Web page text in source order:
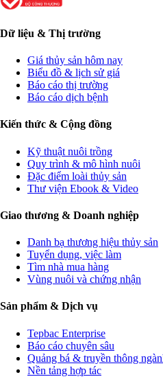
Dữ liệu & Thị trường
Giá thủy sản hôm nay
Biểu đồ & lịch sử giá
Báo cáo thị trường
Báo cáo dịch bệnh
Kiến thức & Cộng đồng
Kỹ thuật nuôi trồng
Quy trình & mô hình nuôi
Đặc điểm loài thủy sản
Thư viện Ebook & Video
Giao thương & Doanh nghiệp
Danh bạ thương hiệu thủy sản
Tuyển dụng, việc làm
Tìm nhà mua hàng
Vùng nuôi và chứng nhận
Sản phẩm & Dịch vụ
Tepbac Enterprise
Báo cáo chuyên sâu
Quảng bá & truyền thông
Nền tảng hợp tác